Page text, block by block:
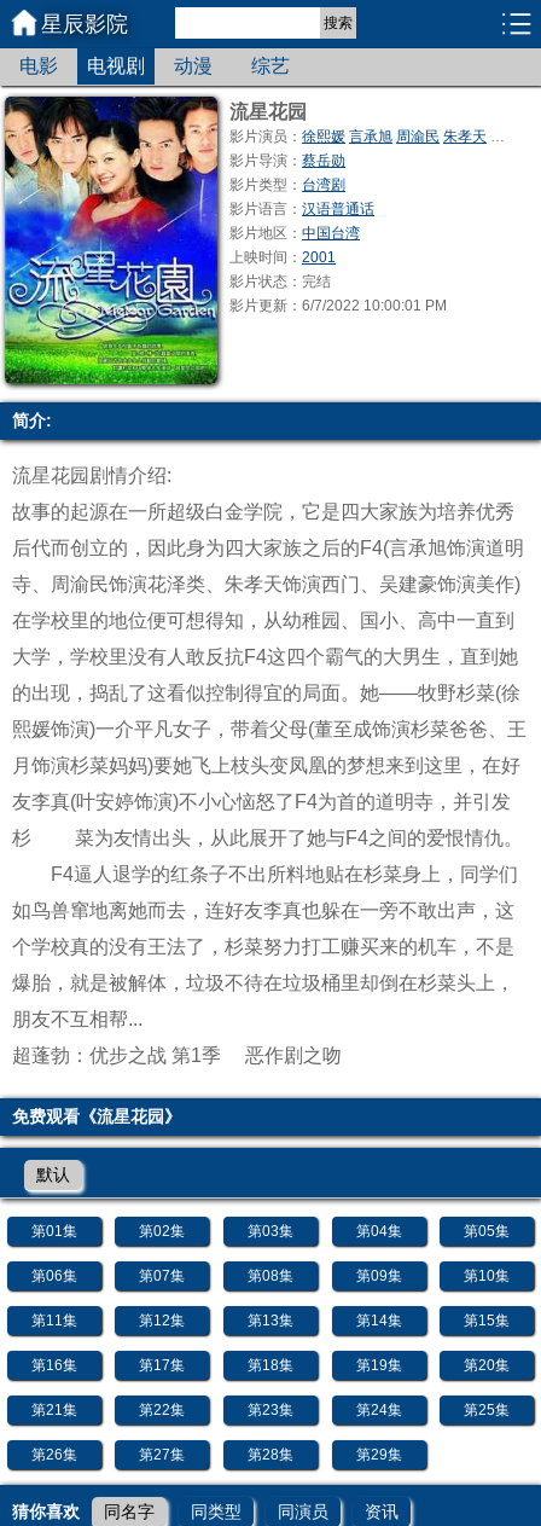
星辰影院 搜索
电影 电视剧 动漫 综艺
流星花园
影片演员：徐熙媛 言承旭 周渝民 朱孝天 吴建豪
影片导演：蔡岳勋
影片类型： 台湾剧
影片语言：汉语普通话
影片地区：中国台湾
上映时间：2001
影片状态：完结
影片更新：6/7/2022 10:00:01 PM
简介:
流星花园剧情介绍:
故事的起源在一所超级白金学院，它是四大家族为培养优秀
后代而创立的，因此身为四大家族之后的F4(言承旭饰演道明
寺、周渝民饰演花泽类、朱孝天饰演西门、吴建豪饰演美作)
在学校里的地位便可想得知，从幼稚园、国小、高中一直到
大学，学校里没有人敢反抗F4这四个霸气的大男生，直到她
的出现，捣乱了这看似控制得宜的局面。她——牧野杉菜(徐
熙媛饰演)一介平凡女子，带着父母(董至成饰演杉菜爸爸、王
月饰演杉菜妈妈)要她飞上枝头变凤凰的梦想来到这里，在好
友李真(叶安婷饰演)不小心恼怒了F4为首的道明寺，并引发
杉 菜为友情出头，从此展开了她与F4之间的爱恨情仇。
F4逼人退学的红条子不出所料地贴在杉菜身上，同学们
如鸟兽窜地离她而去，连好友李真也躲在一旁不敢出声，这
个学校真的没有王法了，杉菜努力打工赚买来的机车，不是
爆胎，就是被解体，垃圾不待在垃圾桶里却倒在杉菜头上，
朋友不互相帮...
超蓬勃：优步之战 第1季
恶作剧之吻
免费观看《流星花园》
默认
第01集 第02集 第03集 第04集 第05集
第06集 第07集 第08集 第09集 第10集
第11集 第12集 第13集 第14集 第15集
第16集 第17集 第18集 第19集 第20集
第21集 第22集 第23集 第24集 第25集
第26集 第27集 第28集 第29集
猜你喜欢 同名字 同类型 同演员 资讯